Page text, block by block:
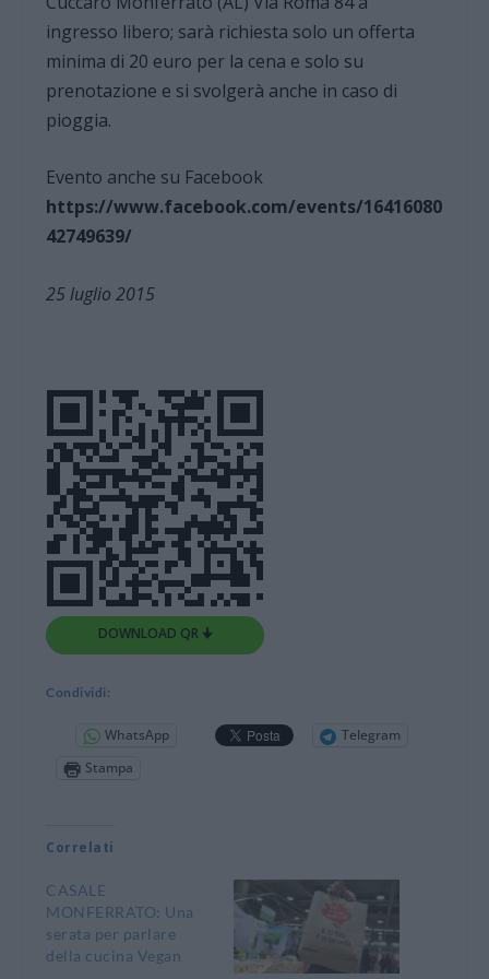
ingresso libero; sarà richiesta solo un offerta
minima di 20 euro per la cena e solo su
prenotazione e si svolgerà anche in caso di
pioggia.
Evento anche su Facebook
https://www.facebook.com/events/16416080
42749639/
25 luglio 2015
DOWNLOAD QR 🠋
Condividi:
WhatsApp
Telegram
Stampa
Correlati
CASALE
MONFERRATO: Una
serata per parlare
della cucina Vegan